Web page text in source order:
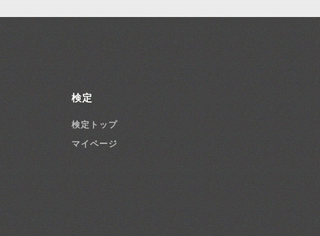
検定
検定トップ
マイページ